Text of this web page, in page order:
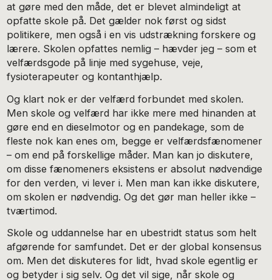
at gøre med den måde, det er blevet almindeligt at
opfatte skole på. Det gælder nok først og sidst
politikere, men også i en vis udstrækning forskere og
lærere. Skolen opfattes nemlig – hævder jeg – som et
velfærdsgode på linje med sygehuse, veje,
fysioterapeuter og kontanthjælp.
Og klart nok er der velfærd forbundet med skolen.
Men skole og velfærd har ikke mere med hinanden at
gøre end en dieselmotor og en pandekage, som de
fleste nok kan enes om, begge er velfærdsfænomener
– om end på forskellige måder. Man kan jo diskutere,
om disse fænomeners eksistens er absolut nødvendige
for den verden, vi lever i. Men man kan ikke diskutere,
om skolen er nødvendig. Og det gør man heller ikke –
tværtimod.
Skole og uddannelse har en ubestridt status som helt
afgørende for samfundet. Det er der global konsensus
om. Men det diskuteres for lidt, hvad skole egentlig er
og betyder i sig selv. Og det vil sige, når skole og